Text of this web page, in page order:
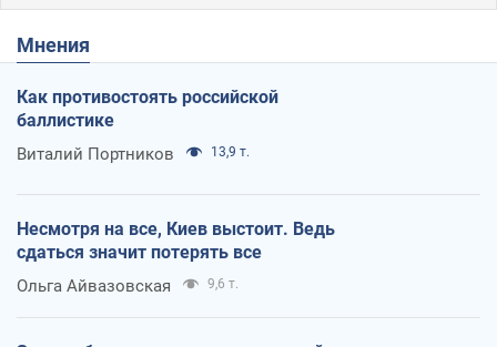
Мнения
Как противостоять российской
баллистике
Виталий Портников 13,9 т.
Несмотря на все, Киев выстоит. Ведь
сдаться значит потерять все
Ольга Айвазовская 9,6 т.